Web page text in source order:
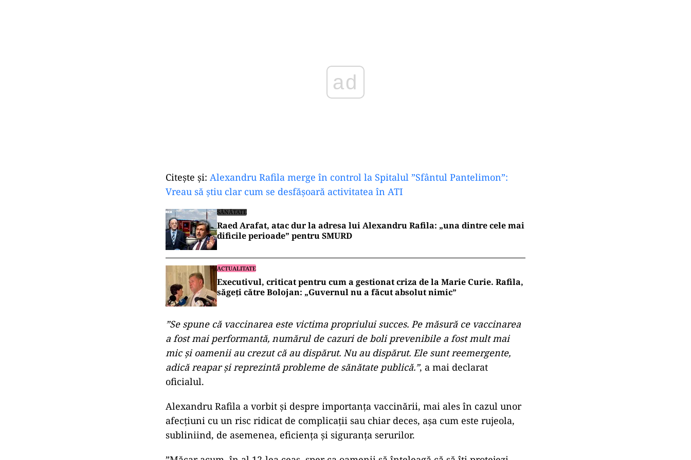
Citește și: Alexandru Rafila merge în control la Spitalul ”Sfântul Pantelimon”:
Vreau să știu clar cum se desfășoară activitatea în ATI
SĂNĂTATE
Raed Arafat, atac dur la adresa lui Alexandru Rafila: „una dintre cele mai
dificile perioade” pentru SMURD
ACTUALITATE
Executivul, criticat pentru cum a gestionat criza de la Marie Curie. Rafila,
săgeți către Bolojan: „Guvernul nu a făcut absolut nimic”
”Se spune că vaccinarea este victima propriului succes. Pe măsură ce vaccinarea
a fost mai performantă, numărul de cazuri de boli prevenibile a fost mult mai
mic și oamenii au crezut că au dispărut. Nu au dispărut. Ele sunt reemergente,
adică reapar și reprezintă probleme de sănătate publică.”, a mai declarat
oficialul.
Alexandru Rafila a vorbit și despre importanța vaccinării, mai ales în cazul unor
afecțiuni cu un risc ridicat de complicații sau chiar deces, așa cum este rujeola,
subliniind, de asemenea, eficiența și siguranța serurilor.